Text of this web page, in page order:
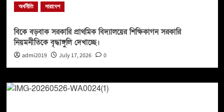
অর্থনীতি সারাদেশ
বিকে বড়বাক সরকারি প্রাথমিক বিদ্যালয়ের শিক্ষিকাগন সরকারি
নিয়মনীতিকে বৃদ্ধাঙ্গুলি দেখাচ্ছে।
admi2019 July 17, 2026 0